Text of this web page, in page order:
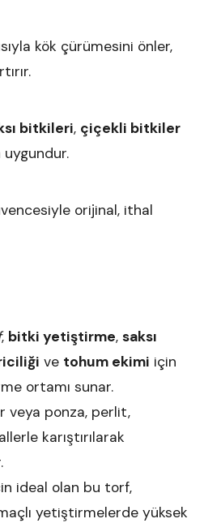
kök çürümesini önler,
bitkileri, çiçekli bitkiler
uygundur.
orijinal, ithal
, bitki yetiştirme, saksı
ve tohum ekimi için
ortamı sunar.
veya ponza, perlit,
karıştırılarak
ideal olan bu torf,
yetiştirmelerde yüksek